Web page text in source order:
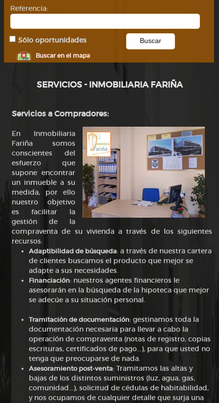
Referencia:
Sólo oportunidades
Buscar en el mapa
SERVICIOS - INMOBILIARIA FARIÑA
Servicios a Compradores:
En Inmobiliaria
Fariña somos
conscientes del
esfuerzo que
supone encontrar
un inmueble a su
medida, por ello
nuestro objetivo
es facilitar la
gestión de la
compraventa de su vivienda a través de los siguientes
recursos:
Adaptibilidad de búsqueda: a través de nuestra cartera
de clientes buscamos el producto que mejor se
adapte a sus necesidades.
Financiación: nuestros agentes financieros le
asesorarán en la búsqueda de la hipoteca que mejor
se adecúe a su situación personal.
Tramitación de documentación: gestinamos toda la
documentación necesaria para llevar a cabo la
operación de compraventa (notas de registro, copias
escrituras, certificados de pago...), para que usted no
tenga que preocuparse de nada.
Asesoramiento post-venta: Tramitamos las altas y
bajas de los distintos suministros (luz, agua, gas,
comunidad...), solicitud de cédulas de habitabilidad,
y nos ocupamos de cualquier detalle que surja una